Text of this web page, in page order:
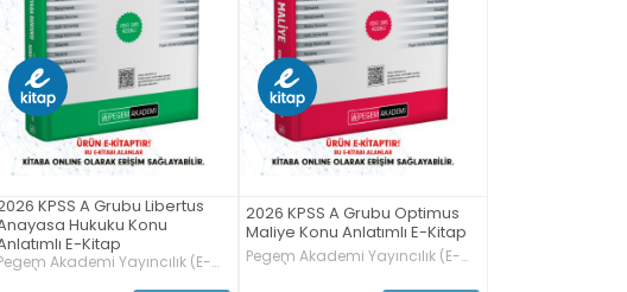
KPSS A Grubu Libertus
Hukuku Konu
E-Kitap
Akademi Yayıncılık (E-
Kitap)
2026 KPSS A Grubu Optimus
Maliye Konu Anlatımlı E-Kitap
Pegem Akademi Yayıncılık (E-
Kitap)